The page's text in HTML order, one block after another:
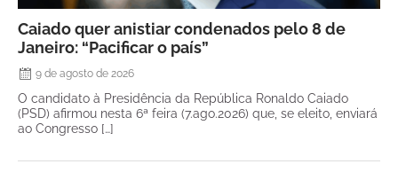
Caiado quer anistiar condenados pelo 8 de
Janeiro: “Pacificar o país”
9 de agosto de 2026
O candidato à Presidência da República Ronaldo Caiado
(PSD) afirmou nesta 6ª feira (7.ago.2026) que, se eleito, enviará
ao Congresso […]